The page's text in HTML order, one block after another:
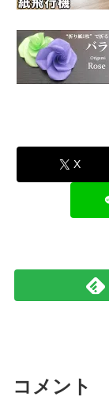
X
コメント